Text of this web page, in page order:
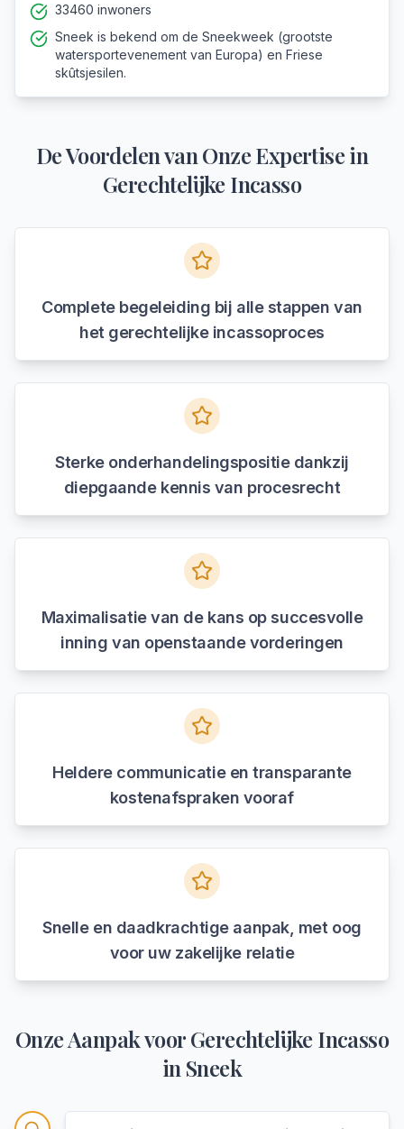
33460 inwoners
Sneek is bekend om de Sneekweek (grootste
watersportevenement van Europa) en Friese
skûtsjesilen.
De Voordelen van Onze Expertise in
Gerechtelijke Incasso
Complete begeleiding bij alle stappen van
het gerechtelijke incassoproces
Sterke onderhandelingspositie dankzij
diepgaande kennis van procesrecht
Maximalisatie van de kans op succesvolle
inning van openstaande vorderingen
Heldere communicatie en transparante
kostenafspraken vooraf
Snelle en daadkrachtige aanpak, met oog
voor uw zakelijke relatie
Onze Aanpak voorGerechtelijke Incasso
in Sneek